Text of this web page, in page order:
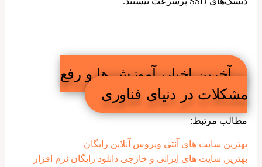
آخرین اخبار، آموزش ها و رفع
مشکلات در دنیای فناوری
مطالب مرتبط:
بهترین سایت های آنتی ویروس آنلاین رایگان
بهترین سایت های ایرانی و خارجی دانلود رایگان نرم افزار